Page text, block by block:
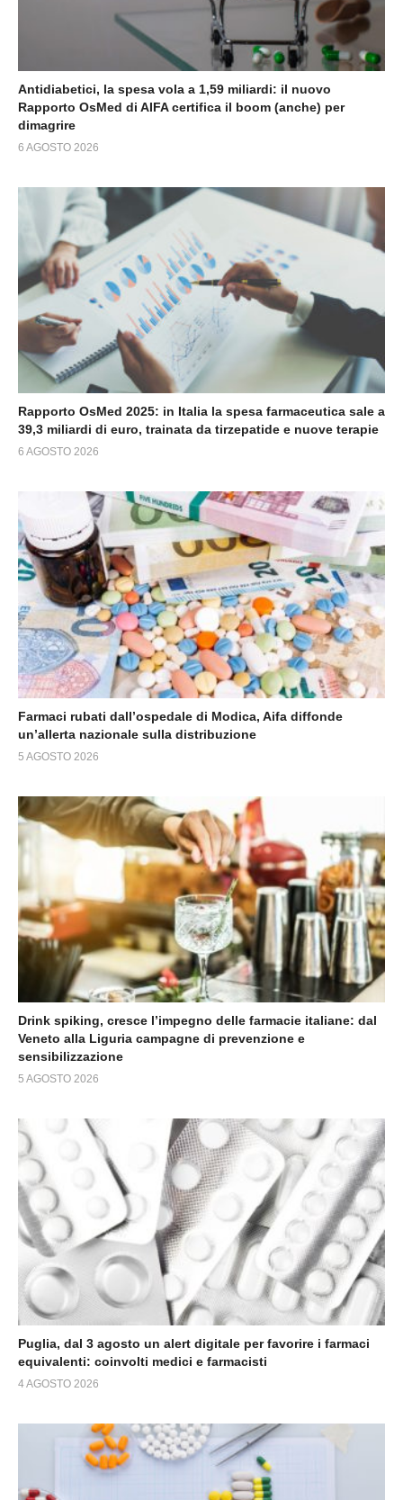
Antidiabetici, la spesa vola a 1,59 miliardi: il nuovo
Rapporto OsMed di AIFA certifica il boom (anche) per
dimagrire
6 AGOSTO 2026
Rapporto OsMed 2025: in Italia la spesa farmaceutica sale a
39,3 miliardi di euro, trainata da tirzepatide e nuove terapie
6 AGOSTO 2026
Farmaci rubati dall’ospedale di Modica, Aifa diffonde
un’allerta nazionale sulla distribuzione
5 AGOSTO 2026
Drink spiking, cresce l’impegno delle farmacie italiane: dal
Veneto alla Liguria campagne di prevenzione e
sensibilizzazione
5 AGOSTO 2026
Puglia, dal 3 agosto un alert digitale per favorire i farmaci
equivalenti: coinvolti medici e farmacisti
4 AGOSTO 2026